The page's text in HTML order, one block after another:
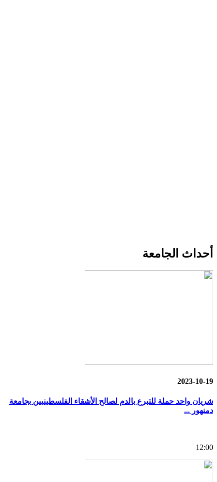
أحداث الجامعة
2023-10-19
شريان واحد حملة للتبرع بالدم لصالح الأشقاء الفلسطينيين بجامعة
دمنهور ...
12:00